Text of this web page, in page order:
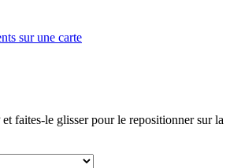
sur une carte
faites-le glisser pour le repositionner sur la